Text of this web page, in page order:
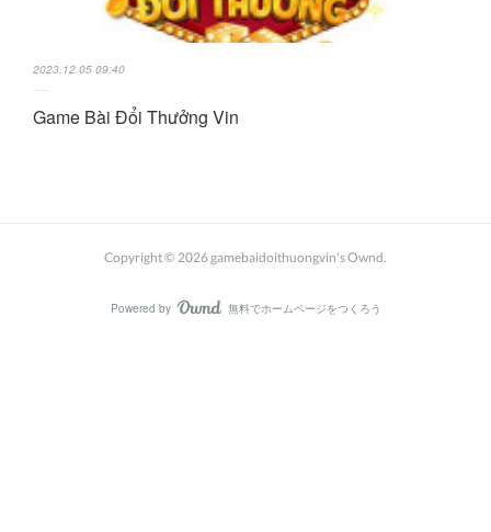
2023.12.05 09:40
Game Bài Đổi Thưởng Vin
Copyright © 2026gamebaidoithuongvin's Ownd.
Powered by AmebaOwnd
無料でホームページをつくろう